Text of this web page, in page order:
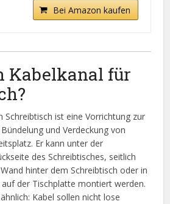
Bei Amazon kaufen
Kabelkanal für
Schreibtisch ist eine Vorrichtung zur
und Verdeckung von
Er kann unter der
des Schreibtisches, seitlich
hinter dem Schreibtisch oder in
der Tischplatte montiert werden.
Kabel sollen nicht lose